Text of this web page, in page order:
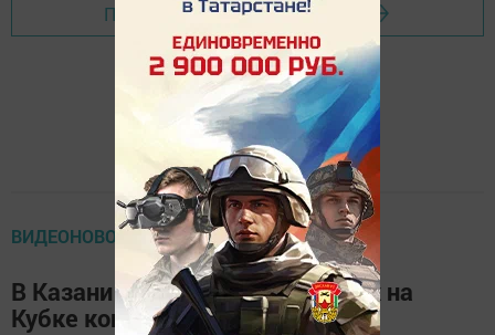
Перейти на страницу новости
ВИДЕОНОВОСТИ ТВ
В Казани наградили работавших на
Кубке конфедераций медиков